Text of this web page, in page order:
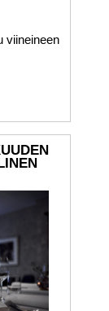
viineineen